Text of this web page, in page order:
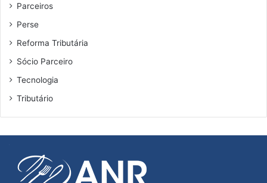
Parceiros
Perse
Reforma Tributária
Sócio Parceiro
Tecnologia
Tributário